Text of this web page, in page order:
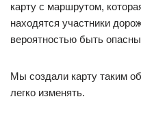
карту с маршрутом,
находятся участники
вероятностью быть
Мы создали карту таким
легко изменять.